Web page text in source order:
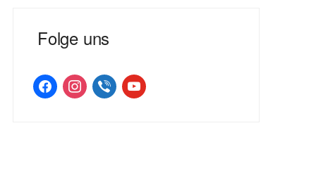
Folge uns
facebookinstagramviber youtube